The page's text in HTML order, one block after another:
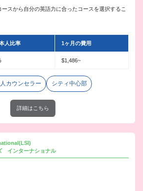
スから自分の英語力に合ったコースを選択するこ
人比率 1ヶ月の費用
$1,486~
カウンセラー シティ中心部
詳細はこちら
インターナショナル